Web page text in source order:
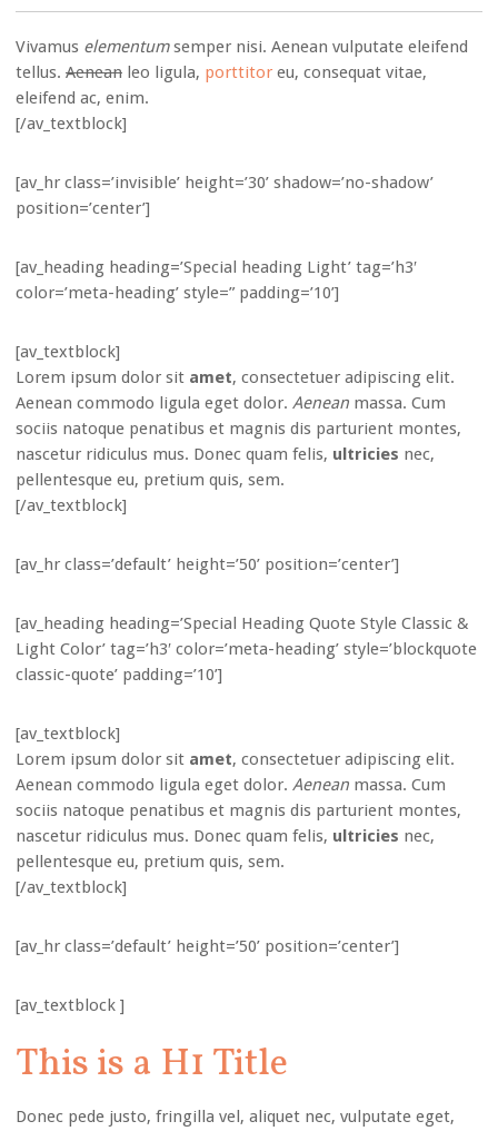
Vivamus elementumsemper nisi. Aenean vulputate eleifend
tellus. Aenean leo ligula, porttitor eu, consequat vitae,
eleifend ac, enim.
[/av_textblock]
[av_hr class=’invisible’ height=’30’ shadow=’no-shadow’
position=’center’]
[av_heading heading=’Special heading Light’ tag=’h3′
color=’meta-heading’ style=” padding=’10’]
[av_textblock]
Lorem ipsum dolor sit amet, consectetuer adipiscing elit.
Aenean commodo ligula eget dolor. Aenean massa. Cum
sociis natoque penatibus et magnis dis parturient montes,
nascetur ridiculus mus. Donec quam felis, ultricies nec,
pellentesque eu, pretium quis, sem.
[/av_textblock]
[av_hr class=’default’ height=’50’ position=’center’]
[av_heading heading=’Special Heading Quote Style Classic &
Light Color’ tag=’h3′ color=’meta-heading’ style=’blockquote
classic-quote’ padding=’10’]
[av_textblock]
Lorem ipsum dolor sit amet, consectetuer adipiscing elit.
Aenean commodo ligula eget dolor. Aenean massa. Cum
sociis natoque penatibus et magnis dis parturient montes,
nascetur ridiculus mus. Donec quam felis, ultricies nec,
pellentesque eu, pretium quis, sem.
[/av_textblock]
[av_hr class=’default’ height=’50’ position=’center’]
[av_textblock ]
This is a H1 Title
Donec pede justo, fringilla vel, aliquet nec, vulputate eget,